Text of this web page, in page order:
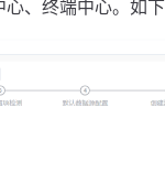
、终端中心。如